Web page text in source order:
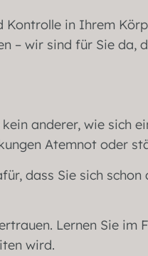
in Ihrem
– wir sind für Sie
anderer, wie sich
Atemnot oder
dass Sie sich
Lernen Sie im
wird.